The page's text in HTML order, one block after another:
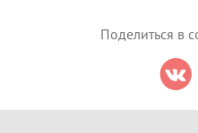
Поделиться в